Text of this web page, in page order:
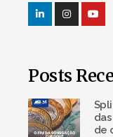
Posts
de